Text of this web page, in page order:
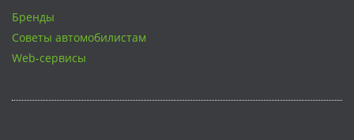
Бренды
Советы автомобилистам
Web-сервисы